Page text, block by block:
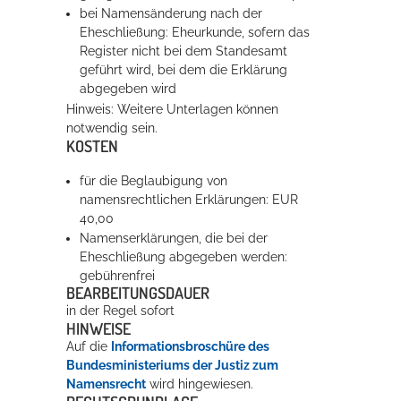
bei Namensänderung nach der
Eheschließung: Eheurkunde, sofern das
Register nicht bei dem Standesamt
geführt wird, bei dem die Erklärung
abgegeben wird
Hinweis: Weitere Unterlagen können
notwendig sein.
KOSTEN
für die Beglaubigung von
namensrechtlichen Erklärungen: EUR
40,00
Namenserklärungen, die bei der
Eheschließung abgegeben werden:
gebührenfrei
BEARBEITUNGSDAUER
in der Regel sofort
HINWEISE
Auf die Informationsbroschüre des
Bundesministeriums der Justiz zum
Namensrecht wird hingewiesen.